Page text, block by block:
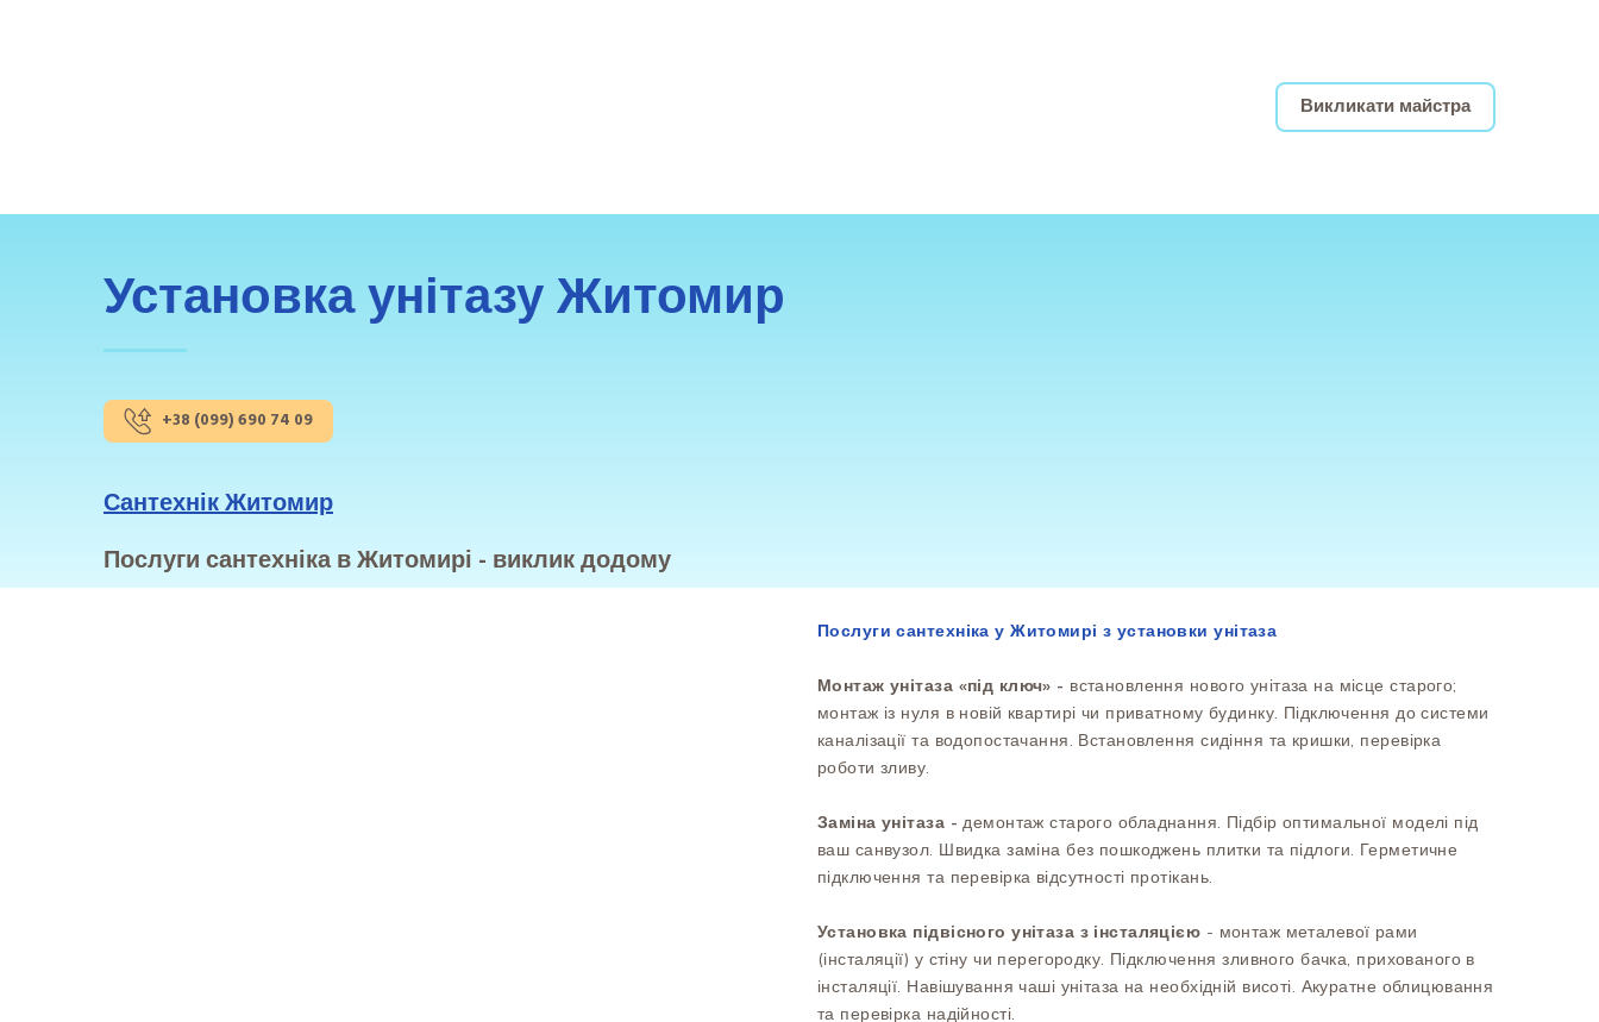
Викликати майстра
Установка унітазу Житомир
+38 (099) 690 74 09
Сантехнік Житомир
Послуги сантехніка в Житомирі - виклик додому
Послуги сантехніка у Житомирі з установки унітаза
Монтаж унітаза «під ключ» - встановлення нового унітаза на місце старого;
монтаж із нуля в новій квартирі чи приватному будинку. Підключення до системи
каналізації та водопостачання. Встановлення сидіння та кришки, перевірка
роботи зливу.
Заміна унітаза -демонтаж старого обладнання. Підбір оптимальної моделі під
ваш санвузол. Швидка заміна без пошкоджень плитки та підлоги. Герметичне
підключення та перевірка відсутності протікань.
Установка підвісного унітаза з інсталяцією - монтаж металевої рами
(інсталяції) у стіну чи перегородку. Підключення зливного бачка, прихованого в
інсталяції. Навішування чаші унітаза на необхідній висоті. Акуратне облицювання
та перевірка надійності.